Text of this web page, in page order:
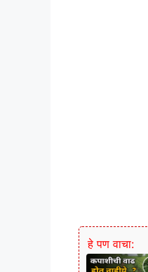
हे पण वाचा: